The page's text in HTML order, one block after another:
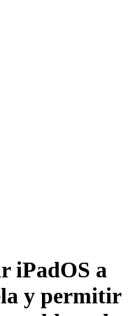
iPadOS a
y permitir